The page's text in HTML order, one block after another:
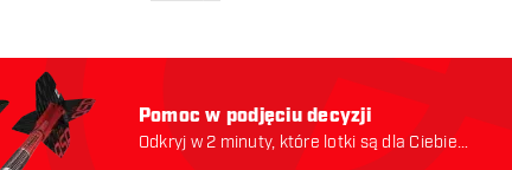
Pomoc w podjęciu decyzji
Odkryj w 2 minuty, które lotki są dla Ciebie